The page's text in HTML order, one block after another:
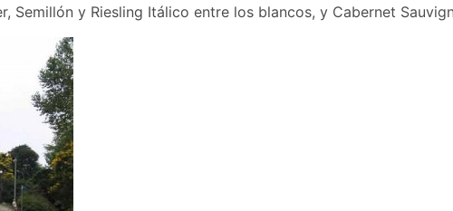
Semillón y Riesling Itálico entre los blancos, y Cabernet